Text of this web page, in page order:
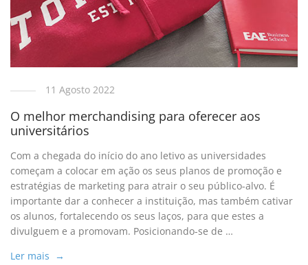
11 Agosto 2022
O melhor merchandising para oferecer aos
universitários
Com a chegada do início do ano letivo as universidades
começam a colocar em ação os seus planos de promoção e
estratégias de marketing para atrair o seu público-alvo. É
importante dar a conhecer a instituição, mas também cativar
os alunos, fortalecendo os seus laços, para que estes a
divulguem e a promovam. Posicionando-se de …
Ler mais →